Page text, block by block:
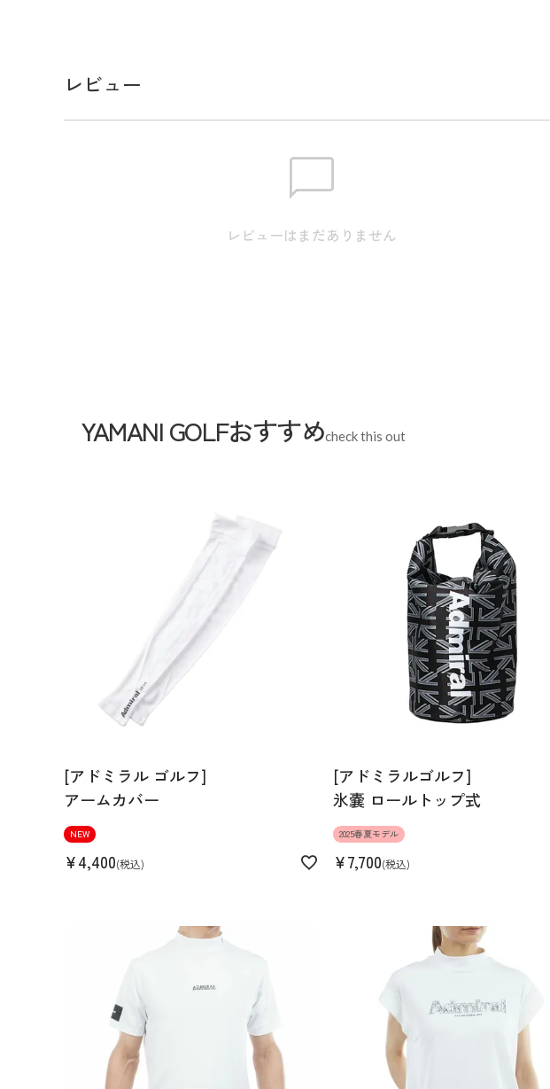
ボールを出し入れがしやすい大きく開閉するファスナー口を配置して、ボトム
同じシリーズの[品番 : 053-6981421]ロッカーバッグなどと合わせて、統一感を
レビュー
レビューはまだありません
YAMANI GOLFおすすめcheck this out
[アドミラル ゴルフ]
アームカバー
NEW
¥4,400 税込
[アドミラルゴルフ]
氷嚢 ロールトップ式
2025春夏モデル
¥7,700 税込